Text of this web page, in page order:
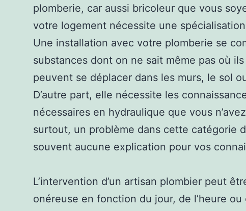
plomberie, car aussi bricoleur que vous
votre logement nécessite une
Une installation avec votre plomberie se
substances dont on ne sait même pas où
peuvent se déplacer dans les murs, le sol
D’autre part, elle nécessite les
nécessaires en hydraulique que vous
surtout, un problème dans cette catégorie
souvent aucune explication pour vos
L’intervention d’un artisan plombier peut
onéreuse en fonction du jour, de l’heure